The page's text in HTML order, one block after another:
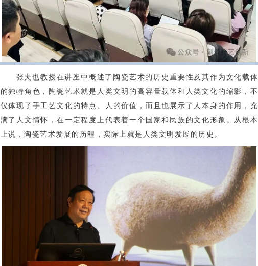
张夫也教授在讲座中概述了陶瓷艺术的历史重要性及其作为文化载体
的独特角色，陶瓷艺术就是人类文明的高容量载体和人类文化的缩影，不
仅体现了手工艺文化的特点、人的价值，而且也展示了人本身的作用，充
满了人文情怀，在一定程度上代表着一个国家和民族的文化形象。从根本
上说，陶瓷艺术发展的历程，实际上就是人类文明发展的历史。